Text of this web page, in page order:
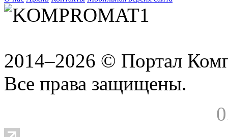
2014–2026 © Портал
Все права защищены.